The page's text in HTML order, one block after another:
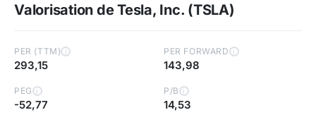
Valorisation de Tesla, Inc. (TSLA)
PER (TTM) i
293,15
PER FORWARD i
143,98
PEG i
-52,77
P/B i
14,53